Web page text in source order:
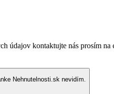
údajov kontaktujte nás prosím na
Nehnutelnosti.sk nevidím.